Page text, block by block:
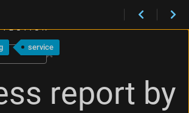
service
report by